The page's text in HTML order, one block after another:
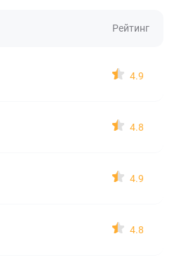
Рейтинг
4.9
4.8
4.9
4.8